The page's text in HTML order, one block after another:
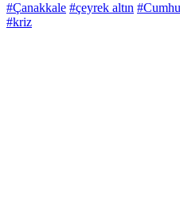
#Çanakkale #çeyrek altın
#kriz